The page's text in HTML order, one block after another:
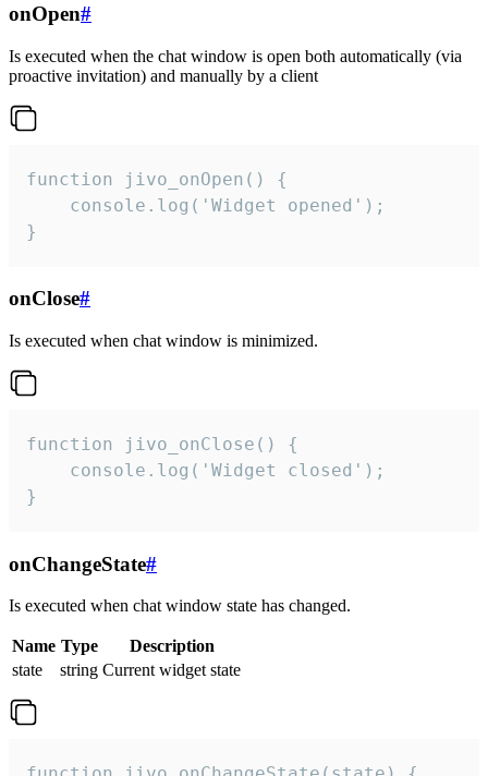
onOpen#
Is executed when the chat window is open both automatically (via
proactive invitation) and manually by a client
function jivo_onOpen() {
    console.log('Widget opened');
}
onClose#
Is executed when chat window is minimized.
function jivo_onClose() {
    console.log('Widget closed');
}
onChangeState#
Is executed when chat window state has changed.
Name Type
Description
state
string Current widget state